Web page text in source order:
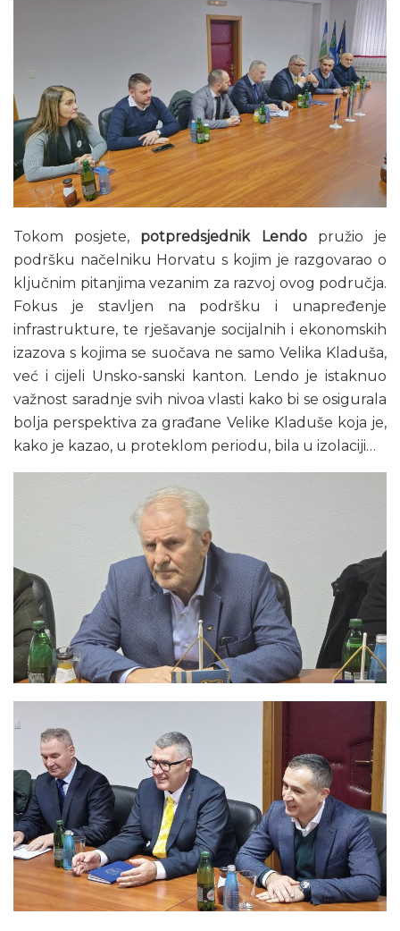
Tokom posjete, potpredsjednik Lendopružio je
podršku načelniku Horvatu s kojim je razgovarao o
ključnim pitanjima vezanim za razvoj ovog područja.
Fokus je stavljen na podršku i unapređenje
infrastrukture, te rješavanje socijalnih i ekonomskih
izazova s kojima se suočava ne samo Velika Kladuša,
već i cijeli Unsko-sanski kanton. Lendo je istaknuo
važnost saradnje svih nivoa vlasti kako bi se osigurala
bolja perspektiva za građane Velike Kladuše koja je,
kako je kazao, u proteklom periodu, bila u izolaciji…